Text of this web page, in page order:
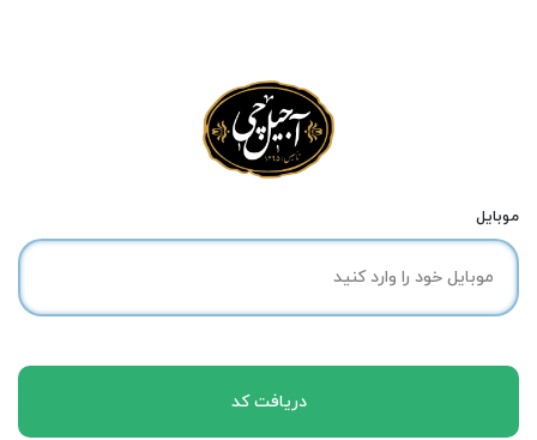
موبایل
دریافت کد